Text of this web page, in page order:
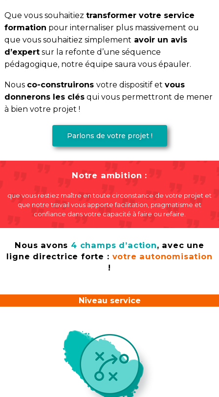
Que vous souhaitiez transformer votre service
formation pour internaliser plus massivement ou
que vous souhaitiez simplement avoir un avis
d’expertsur la refonte d’une séquence
pédagogique, notre équipe saura vous épauler.
Nous co-construirons votre dispositif et vous
donnerons les clésqui vous permettront de mener
à bien votre projet !
Parlons de votre projet !
Notre ambition :
que vous restiez maître en toute circonstance de votre projet et
que notre travail vous apporte facilitation, pragmatisme et
confiance dans votre capacité à faire ou refaire.
Nous avons 4 champs d’action, avec une
ligne directrice forte : votre autonomisation
!
Niveau service